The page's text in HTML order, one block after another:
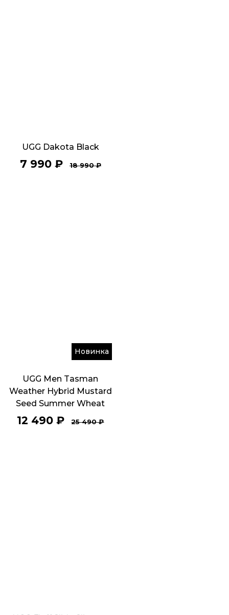
UGG Dakota Black
7 990₽ 18 990₽
Новинка
UGG Men Tasman
Weather Hybrid Mustard
Seed Summer Wheat
12 490 ₽ 25 490₽